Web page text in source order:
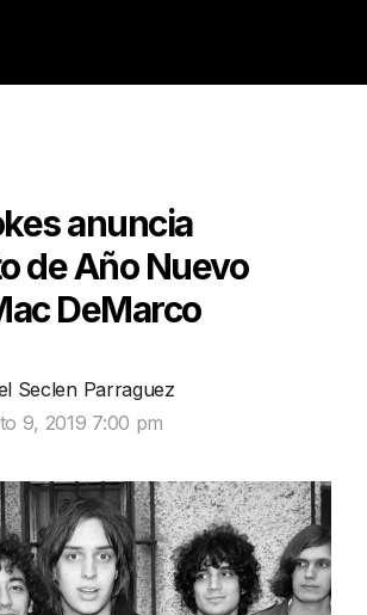
anuncia
de Año Nuevo
DeMarco
Seclen Parraguez
9, 2019 7:00 pm